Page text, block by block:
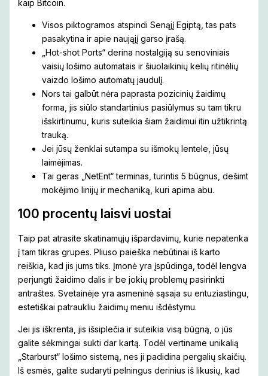
kaip Bitcoin.
Visos piktogramos atspindi Senąjį Egiptą, tas pats
pasakytina ir apie naująjį garso įrašą.
„Hot-shot Ports“ derina nostalgiją su senoviniais
vaisių lošimo automatais ir šiuolaikinių kelių ritinėlių
vaizdo lošimo automatų jaudulį.
Nors tai galbūt nėra paprasta pozicinių žaidimų
forma, jis siūlo standartinius pasiūlymus su tam tikru
išskirtinumu, kuris suteikia šiam žaidimui itin užtikrintą
trauką.
Jei jūsų ženklai sutampa su išmokų lentele, jūsų
laimėjimas.
Tai geras „NetEnt“ terminas, turintis 5 būgnus, dešimt
mokėjimo linijų ir mechaniką, kuri apima abu.
100 procentų laisvi uostai
Taip pat atrasite skatinamųjų išpardavimų, kurie nepatenka
į tam tikras grupes. Pliuso paieška nebūtinai iš karto
reiškia, kad jis jums tiks. Įmonė yra įspūdinga, todėl lengva
perjungti žaidimo dalis ir be jokių problemų pasirinkti
antraštes. Svetainėje yra asmeninė sąsaja su entuziastingu,
estetiškai patraukliu žaidimų meniu išdėstymu.
Jei jis iškrenta, jis išsiplečia ir suteikia visą būgną, o jūs
galite sėkmingai sukti dar kartą. Todėl vertiname unikalią
„Starburst“ lošimo sistemą, nes ji padidina pergalių skaičių.
Iš esmės, galite sudaryti pelningus derinius iš likusių, kad